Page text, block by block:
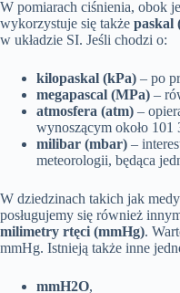
W pomiarach ciśnienia, obok
wykorzystuje się także paskal
w układzie SI. Jeśli chodzi o:
kilopaskal (kPa) – po
megapascal (MPa) –
atmosfera (atm) –
wynoszącym około 101
milibar (mbar) –
meteorologii, będąca
W dziedzinach takich jak
posługujemy się również
milimetry rtęci (mmHg).
mmHg. Istnieją także inne
mmH2O,